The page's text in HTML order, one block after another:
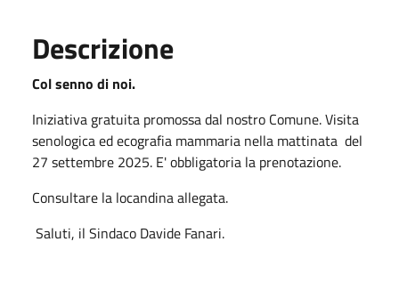
Descrizione
Col senno di noi.
Iniziativa gratuita promossa dal nostro Comune. Visita
senologica ed ecografia mammaria nella mattinata del
27 settembre 2025. E' obbligatoria la prenotazione.
Consultare la locandina allegata.
Saluti, il Sindaco Davide Fanari.